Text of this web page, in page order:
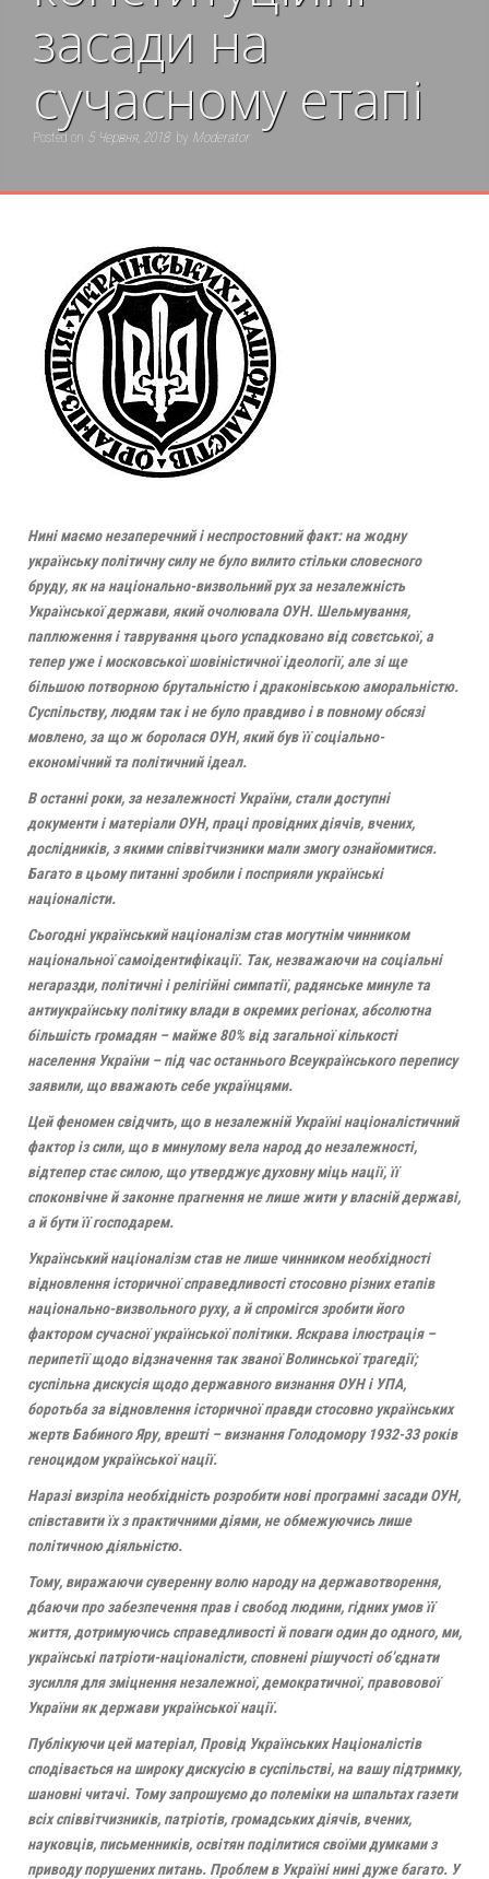
засади на
сучасному етапі
Posted on 5 Червня, 2018 by Moderator
Нині маємо незаперечний і неспростовний факт: на жодну
українську політичну силу не було вилито стільки словесного
бруду, як на національно-визвольний рух за незалежність
Української держави, який очолювала ОУН. Шельмування,
паплюження і таврування цього успадковано від совєтської, а
тепер уже і московської шовіністичної ідеології, але зіще
більшою потворною брутальністю і драконівською аморальністю.
Суспільству, людям так і не було правдиво і в повному обсязі
мовлено, за що ж боролася ОУН, який був її соціально-
економічний та політичний ідеал.
В останні роки, за незалежності України, стали доступні
документи і матеріали ОУН, праці провідних діячів, вчених,
дослідників, з якими співвітчизники мали змогу ознайомитися.
Багато в цьому питанні зробили і посприяли українські
націоналісти.
Сьогодні український націоналізм став могутнім чинником
національної самоідентифікації. Так, незважаючи на соціальні
негаразди, політичні і релігійні симпатії, радянське минуле та
антиукраїнську політику влади в окремих регіонах, абсолютна
більшість громадян – майже 80% від загальної кількості
населення України – під час останнього Всеукраїнського перепису
заявили, що вважають себе українцями.
Цей феномен свідчить, що в незалежній Україні націоналістичний
фактор із сили, що в минулому вела народ до незалежності,
відтепер стає силою, що утверджує духовну міць нації, її
споконвічне й законне прагнення не лише жити у власній державі,
а й бути її господарем.
Український націоналізм став не лише чинником необхідності
відновлення історичної справедливості стосовно різних етапів
національно-визвольного руху, а й спромігся зробити його
фактором сучасної української політики. Яскрава ілюстрація –
перипетії щодо відзначення так званої Волинської трагедії;
суспільна дискусія щодо державного визнання ОУН і УПА,
боротьба за відновлення історичної правди стосовно українських
жертв Бабиного Яру, врешті – визнання Голодомору 1932-33 років
геноцидом української нації.
Наразі визріла необхідність розробити нові програмні засади ОУН,
співставити їх з практичними діями, не обмежуючись лише
політичною діяльністю.
Тому, виражаючи суверенну волю народу на державотворення,
дбаючи про забезпечення прав і свобод людини, гідних умов її
життя, дотримуючись справедливості й поваги один до одного, ми,
українські патріоти-націоналісти, сповнені рішучості об’єднати
зусилля для зміцнення незалежної, демократичної, правовової
України як держави української нації.
Публікуючи цей матеріал, Провід Українських Націоналістів
сподівається на широку дискусію в суспільстві, на вашу підтримку,
шановні читачі. Тому запрошуємо до полеміки на шпальтах газети
всіх співвітчизників, патріотів, громадських діячів, вчених,
науковців, письменників, освітян поділитися своїми думками з
приводу порушених питань. Проблем в Україні нині дуже багато. У